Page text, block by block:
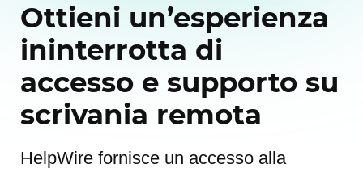
Ottieni un’esperienza
ininterrotta di
accesso e supporto su
scrivania remota
HelpWire fornisce un accesso alla